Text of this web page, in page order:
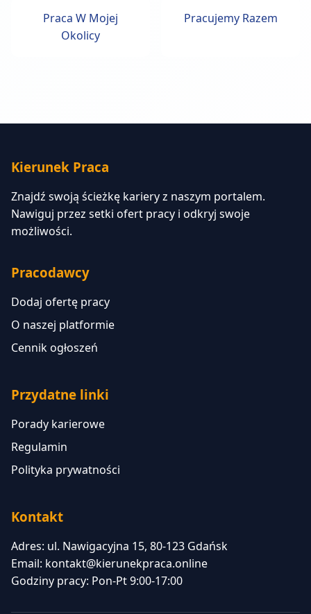
Praca W Mojej
Okolicy
Pracujemy Razem
Kierunek Praca
Znajdź swoją ścieżkę kariery z naszym portalem.
Nawiguj przez setki ofert pracy i odkryj swoje
możliwości.
Pracodawcy
Dodaj ofertę pracy
O naszej platformie
Cennik ogłoszeń
Przydatne linki
Porady karierowe
Regulamin
Polityka prywatności
Kontakt
Adres: ul. Nawigacyjna 15, 80-123 Gdańsk
Email: kontakt@kierunekpraca.online
Godziny pracy: Pon-Pt 9:00-17:00